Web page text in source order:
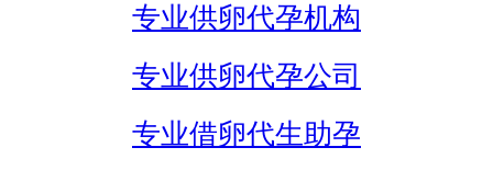
专业供卵代孕机构
专业供卵代孕公司
专业借卵代生助孕